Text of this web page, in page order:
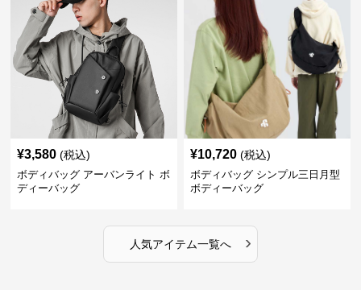
¥3,580 (税込)
ボディバッグ アーバンライト ボ
ディーバッグ
¥10,720 (税込)
ボディバッグ シンプル三日月型
ボディーバッグ
人気アイテム一覧へ ›